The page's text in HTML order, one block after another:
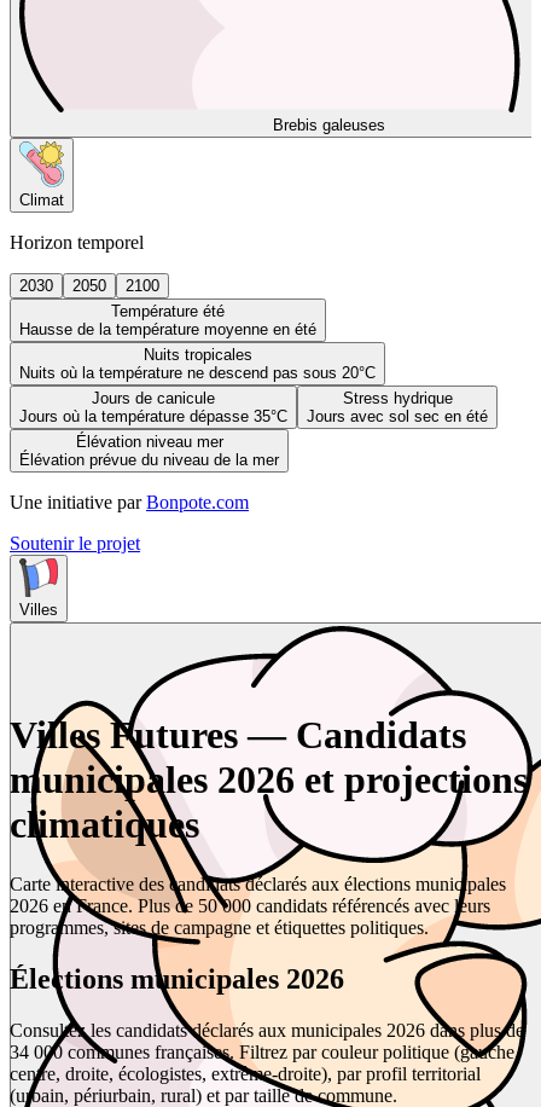
Brebis galeuses
Climat
Horizon temporel
2030 2050
2100
Température été
Hausse de la température moyenne en été
Nuits tropicales
Nuits où la température ne descend pas sous 20°C
Jours de canicule
Jours où la température dépasse 35°C
Stress hydrique
Jours avec sol sec en été
Élévation niveau mer
Élévation prévue du niveau de la mer
Une initiative par Bonpote.com
Soutenir le projet
Villes
Villes Futures — Candidats
municipales 2026 et projections
climatiques
Carte interactive des candidats déclarés aux élections municipales
2026 en France. Plus de 50 000 candidats référencés avec leurs
programmes, sites de campagne et étiquettes politiques.
Élections municipales 2026
Consultez les candidats déclarés aux municipales 2026 dans plus de
34 000 communes françaises. Filtrez par couleur politique (gauche,
centre, droite, écologistes, extrême-droite), par profil territorial
(urbain, périurbain, rural) et par taille de commune.